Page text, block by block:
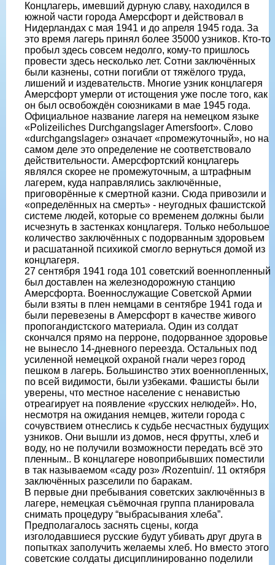
Концлагерь, имевший дурную славу, находился в
южной части города Амерсфорт и действовал в
Нидерландах с мая 1941 и до апреля 1945 года. За
это время лагерь принял более 35000 узников. Кто-то
пробыл здесь совсем недолго, кому-то пришлось
провести здесь несколько лет. Сотни заключённых
были казнены, сотни погибли от тяжёлого труда,
лишений и издевательств. Многие узник концлагеря
Амерсфорт умерли от истощения уже после того, как
он был освобождён союзниками в мае 1945 года.
Официальное название лагеря на немецком языке
«Polizeiliches Durchgangslager Amersfoort». Слово
«durchgangslager» означает «промежуточный», но на
самом деле это определение не соответствовало
действительности. Амерсфортский концлагерь
являлся скорее не промежуточным, а штрафным
лагерем, куда направлялись заключённые,
приговорённые к смертной казни. Сюда привозили и
«определённых на смерть» - неугодных фашистской
системе людей, которые со временем должны были
исчезнуть в застенках концлагеря. Только небольшое
количество заключённых с подорванным здоровьем
и расшатанной психикой смогло вернуться домой из
концлагеря.
27 сентября 1941 года 101 советский военнопленный
был доставлен на железнодорожную станцию
Амерсфорта. Военнослужащие Советской Армии
были взяты в плен немцами в сентябре 1941 года и
были перевезены в Амерсфорт в качестве живого
пропогандистского материала. Один из солдат
скончался прямо на перроне, подорванное здоровье
не вынесло 14-дневного переезда. Остальных под
усиленной немецкой охраной гнали через город
пешком в лагерь. Большинство этих военнопленных,
по всей видимости, были узбеками. Фашисты были
уверены, что местное население с ненавистью
отреагирует на появление «русских нелюдей». Но,
несмотря на ожидания немцев, жители города с
сочувствием отнеслись к судьбе несчастных будущих
узников. Они вышли из домов, неся фрутты, хлеб и
воду, но не получили возможности передать всё это
пленным.. В концлагере новоприбывших поместили
в так называемом «саду роз» /Rozentuin/. 11 октября
заключённых разселили по баракам.
В первые дни пребывания советских заключённыз в
лагере, немецкая съёмочная группа планировала
снимать процедуру “выбрасывания хлеба”.
Предполагалось заснять сцены, когда
изголодавшиеся русские будут убивать друг друга в
попытках заполучить желаемы хлеб. Но вместо этого
советские солдаты дисциплинированно поделили